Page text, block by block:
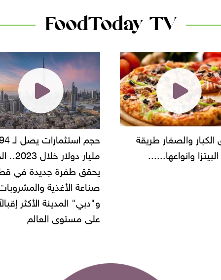
FoodToday TV
حجم استثمارات يصل لـ 94
مليار دولار خلال 2023.. الخليج
"أمن القاهرة" يضبط
شركة مطاعم استولى على
أموال المواطنين بزعم